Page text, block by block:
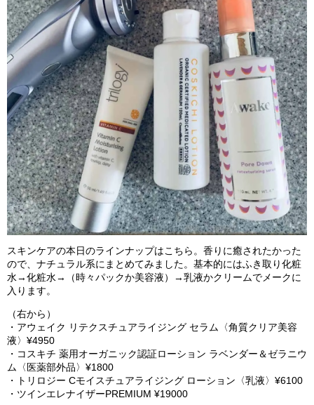
スキンケアの本日のラインナップはこちら。香りに癒されたかった
ので、ナチュラル系にまとめてみました。基本的にはふき取り化粧
水→化粧水→（時々パックか美容液）→乳液かクリームでメークに
入ります。
（右から）
・アウェイク リテクスチュアライジング セラム〈角質クリア美容
液〉¥4950
・コスキチ 薬用オーガニック認証ローション ラベンダー＆ゼラニウ
ム〈医薬部外品〉¥1800
・トリロジー Cモイスチュアライジング ローション〈乳液〉¥6100
・ツインエレナイザーPREMIUM ¥19000